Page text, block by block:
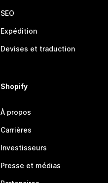
SEO
Expédition
Devises et traduction
Shopify
À propos
Carrières
Investisseurs
Presse et médias